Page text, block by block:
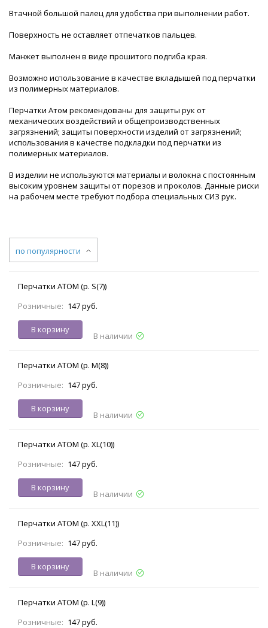
Втачной большой палец для удобства при выполнении работ.
Поверхность не оставляет отпечатков пальцев.
Манжет выполнен в виде прошитого подгиба края.
Возможно использование в качестве вкладышей под перчатки
из полимерных материалов.
Перчатки Атом рекомендованы для защиты рук от
механических воздействий и общепроизводственных
загрязнений; защиты поверхности изделий от загрязнений;
использования в качестве подкладки под перчатки из
полимерных материалов.
В изделии не используются материалы и волокна с постоянным
высоким уровнем защиты от порезов и проколов. Данные риски
на рабочем месте требуют подбора специальных СИЗ рук.
по популярности
Перчатки АТОМ (р. S(7))
Розничные: 147 руб.
В корзину
В наличии
Перчатки АТОМ (р. M(8))
Розничные: 147 руб.
В корзину
В наличии
Перчатки АТОМ (р. XL(10))
Розничные: 147 руб.
В корзину
В наличии
Перчатки АТОМ (р. XXL(11))
Розничные: 147 руб.
В корзину
В наличии
Перчатки АТОМ (р. L(9))
Розничные: 147 руб.